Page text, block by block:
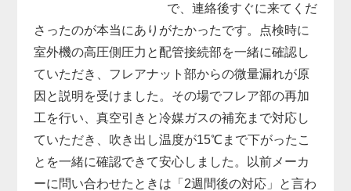
で、連絡後すぐに来てくだ
さったのが本当にありがたかったです。点検時に
室外機の高圧側圧力と配管接続部を一緒に確認し
ていただき、フレアナット部からの微量漏れが原
因と説明を受けました。その場でフレア部の再加
工を行い、真空引きと冷媒ガスの補充まで対応し
ていただき、吹き出し温度が15℃まで下がったこ
とを一緒に確認できて安心しました。以前メーカ
ーに問い合わせたときは「2週間後の対応」と言わ